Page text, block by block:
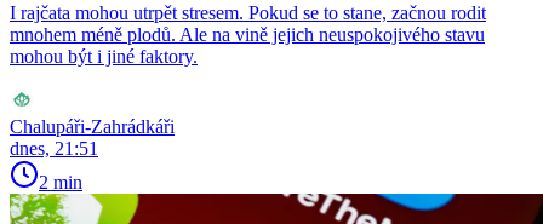
I rajčata mohou utrpět stresem. Pokud se to stane, začnou rodit
mnohem méně plodů. Ale na vině jejich neuspokojivého stavu
mohou být i jiné faktory.
Chalupáři-Zahrádkáři
dnes, 21:51
2 min